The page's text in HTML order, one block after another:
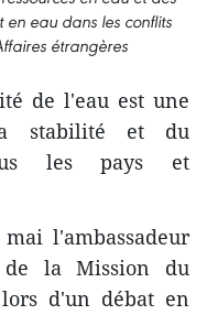
eau dans les conflits
étrangères
de l'eau est une
stabilité et du
les pays et
l'ambassadeur
de la Mission du
d'un débat en